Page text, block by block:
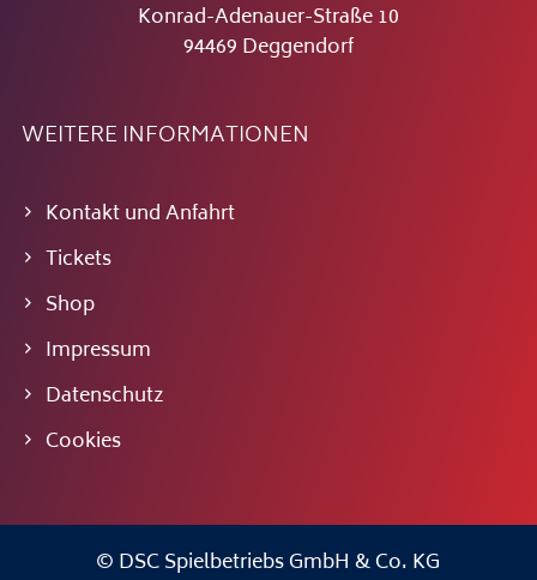
Konrad-Adenauer-Straße 10
94469 Deggendorf
WEITERE INFORMATIONEN
Kontakt und Anfahrt
Tickets
Shop
Impressum
Datenschutz
Cookies
© DSC Spielbetriebs GmbH & Co. KG